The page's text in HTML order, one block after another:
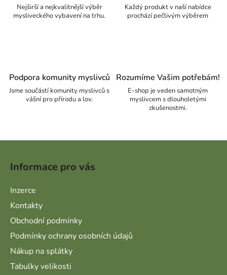
Nejširší a nejkvalitnější výběr
mysliveckého vybavení na trhu.
Každý produkt v naší nabídce
prochází pečlivým výběrem
Podpora komunity myslivců
Jsme součástí komunity myslivců s
vášní pro přírodu a lov.
Rozumíme Vašim potřebám!
E-shop je veden samotným
myslivcem s dlouholetými
zkušenostmi.
Informace pro vás
Inzerce
Kontakty
Obchodní podmínky
Podmínky ochrany osobních údajů
Nákup na splátky
Tabulky velikosti